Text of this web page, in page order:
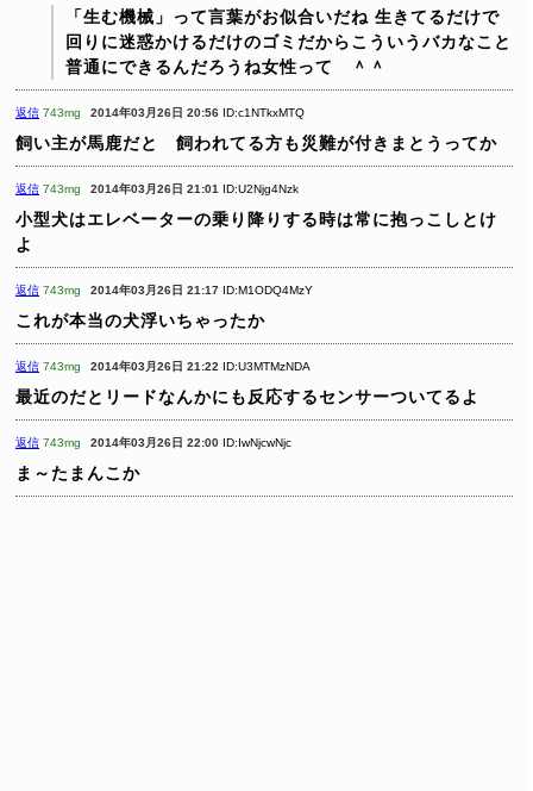
「生む機械」って言葉がお似合いだね 生きてるだけで
回りに迷惑かけるだけのゴミだからこういうバカなこと
普通にできるんだろうね女性って ＾＾
返信 743mg 2014年03月26日 20:56 ID:c1NTkxMTQ
飼い主が馬鹿だと 飼われてる方も災難が付きまとうってか
返信 743mg 2014年03月26日 21:01 ID:U2Njg4Nzk
小型犬はエレベーターの乗り降りする時は常に抱っこしとけ
よ
返信 743mg 2014年03月26日 21:17 ID:M1ODQ4MzY
これが本当の犬浮いちゃったか
返信 743mg 2014年03月26日 21:22 ID:U3MTMzNDA
最近のだとリードなんかにも反応するセンサーついてるよ
返信 743mg 2014年03月26日 22:00 ID:IwNjcwNjc
ま～たまんこか